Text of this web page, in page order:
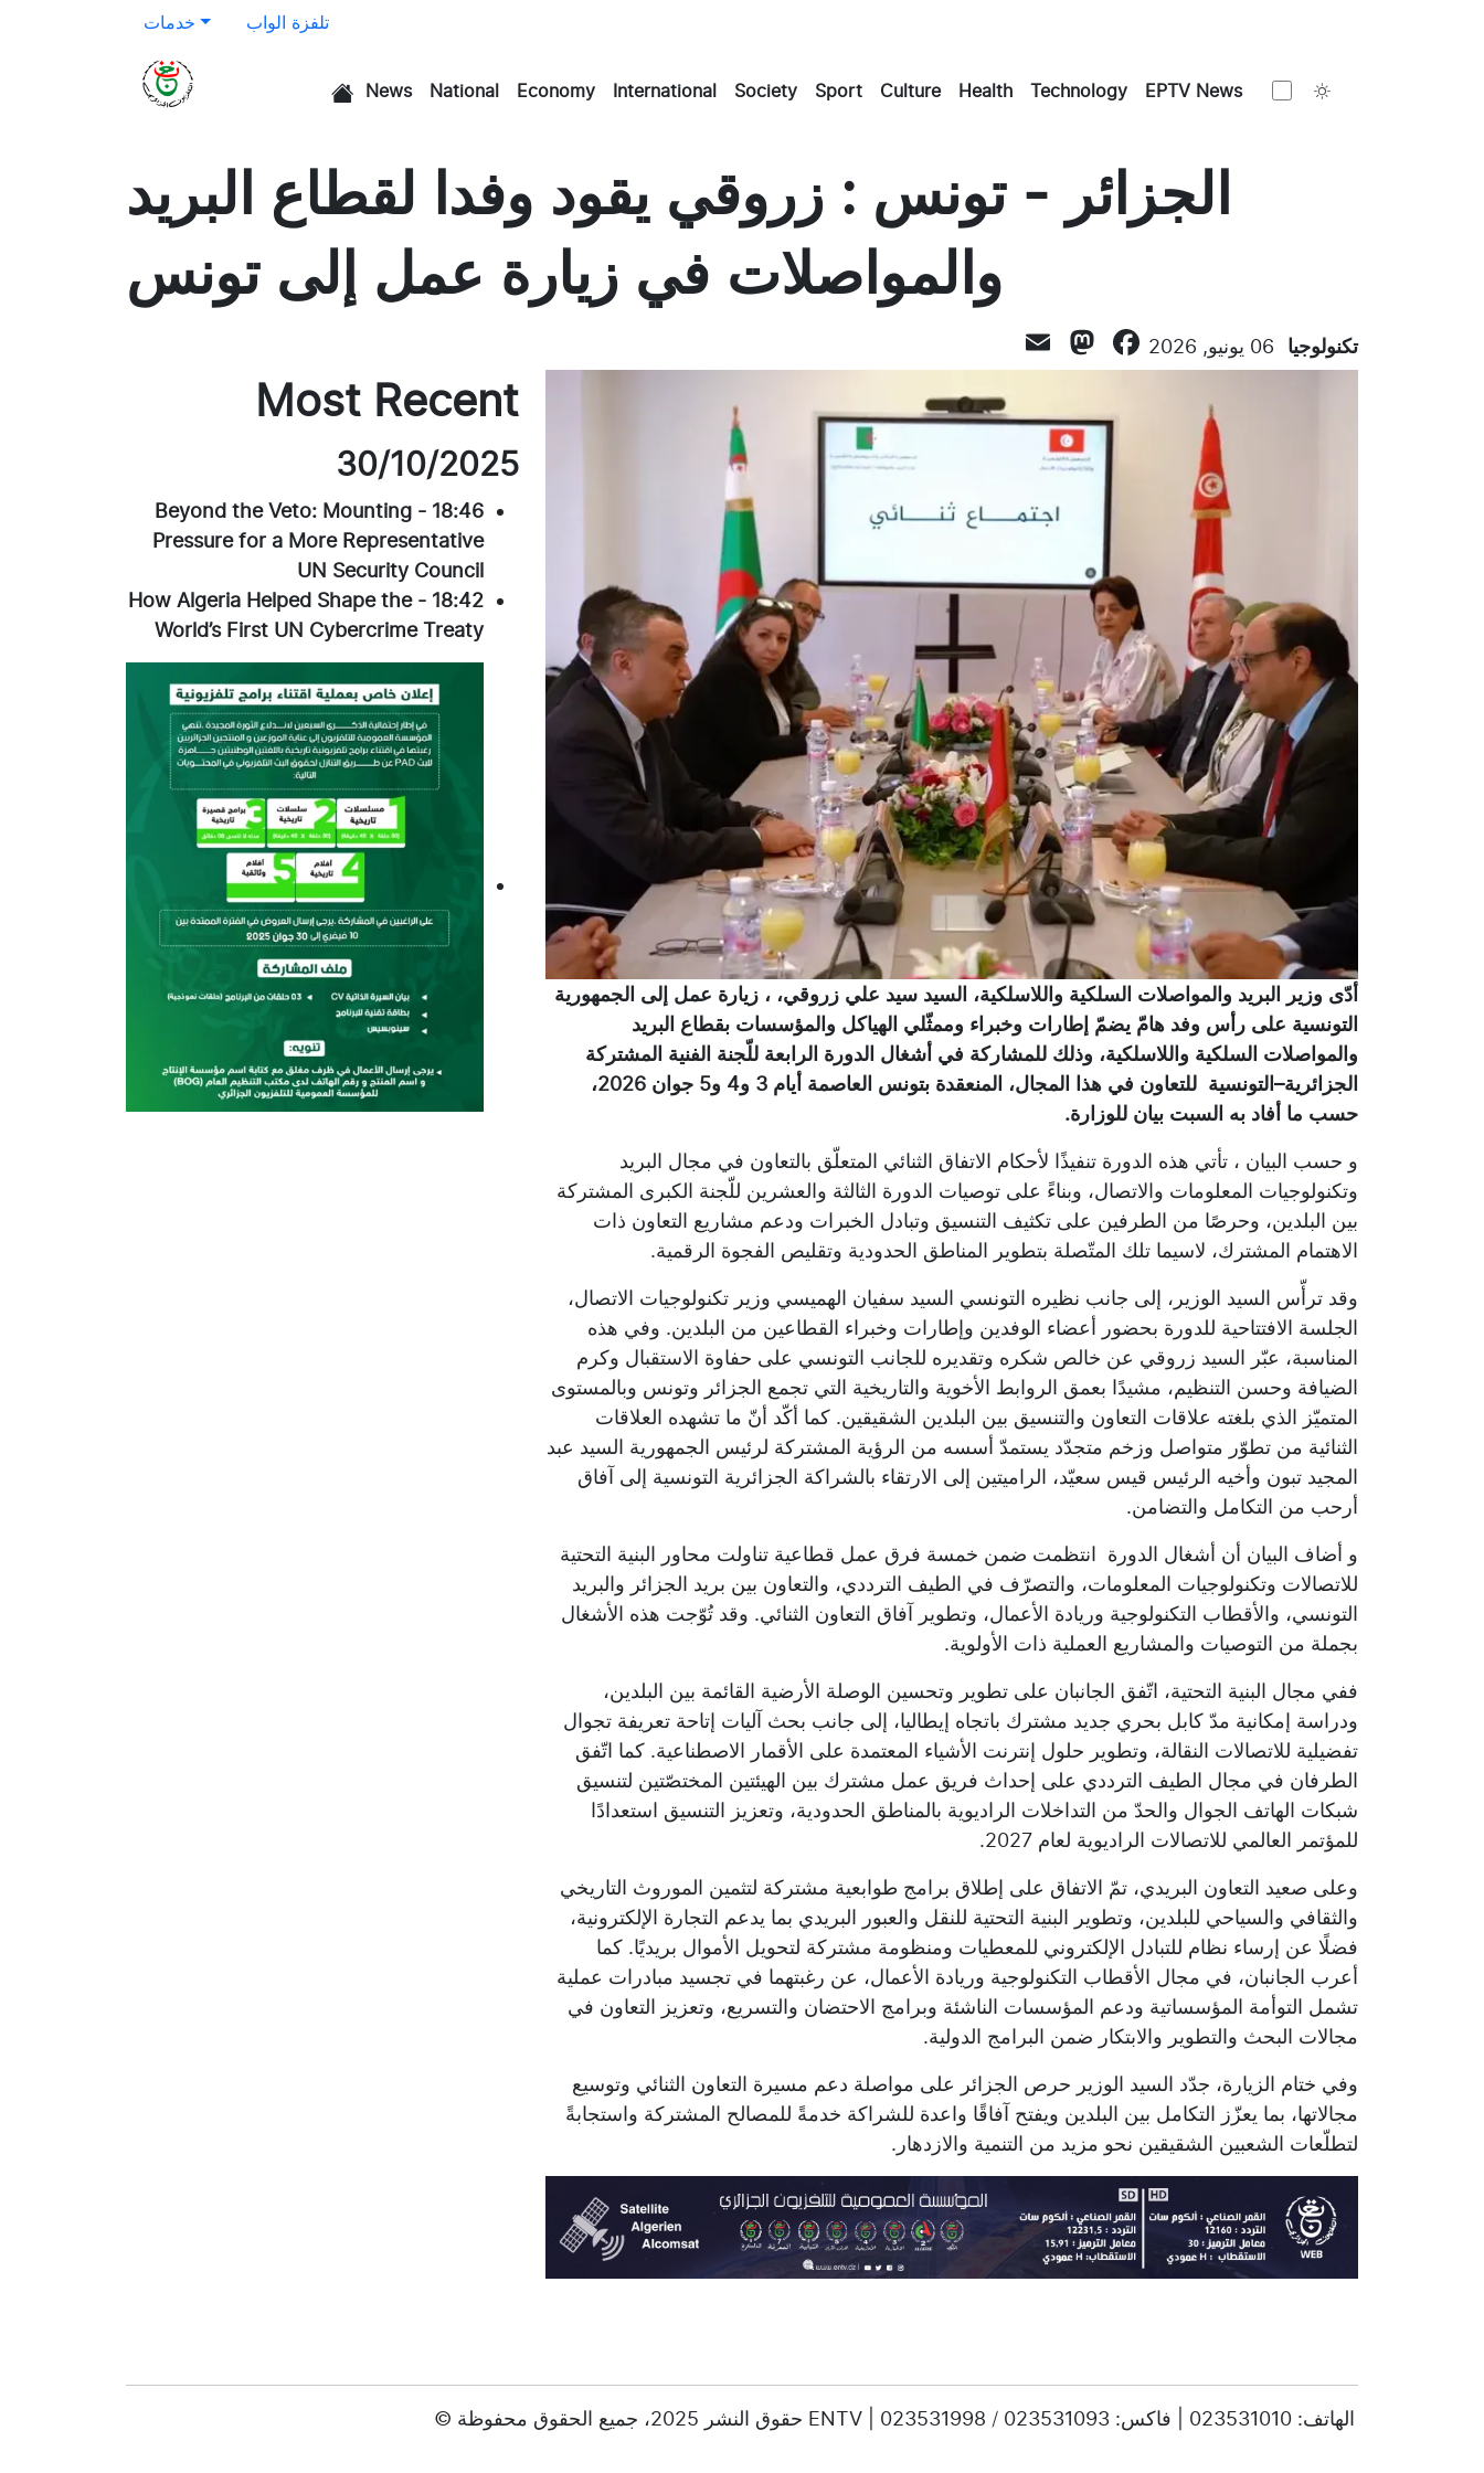
خدمات تلفزة الواب
News National Economy International Society Sport Culture Health Technology EPTV News
الجزائر - تونس : زروقي يقود وفدا لقطاع البريد
والمواصلات في زيارة عمل إلى تونس
تكنولوجيا 06 يونيو, 2026 Facebook
Mastodon
أدّى وزير البريد والمواصلات السلكية واللاسلكية، السيد سيد علي زروقي، ، زيارة عمل إلى الجمهورية
التونسية على رأس وفد هامّ يضمّ إطارات وخبراء وممثّلي الهياكل والمؤسسات بقطاع البريد
والمواصلات السلكية واللاسلكية، وذلك للمشاركة في أشغال الدورة الرابعة للّجنة الفنية المشتركة
الجزائرية–التونسية للتعاون في هذا المجال، المنعقدة بتونس العاصمة أيام 3 و4 و5 جوان 2026،
حسب ما أفاد به السبت بيان للوزارة.
و حسب البيان ، تأتي هذه الدورة تنفيذًا لأحكام الاتفاق الثنائي المتعلّق بالتعاون في مجال البريد
وتكنولوجيات المعلومات والاتصال، وبناءً على توصيات الدورة الثالثة والعشرين للّجنة الكبرى المشتركة
بين البلدين، وحرصًا من الطرفين على تكثيف التنسيق وتبادل الخبرات ودعم مشاريع التعاون ذات
الاهتمام المشترك، لاسيما تلك المتّصلة بتطوير المناطق الحدودية وتقليص الفجوة الرقمية.
وقد ترأّس السيد الوزير، إلى جانب نظيره التونسي السيد سفيان الهميسي وزير تكنولوجيات الاتصال،
الجلسة الافتتاحية للدورة بحضور أعضاء الوفدين وإطارات وخبراء القطاعين من البلدين. وفي هذه
المناسبة، عبّر السيد زروقي عن خالص شكره وتقديره للجانب التونسي على حفاوة الاستقبال وكرم
الضيافة وحسن التنظيم، مشيدًا بعمق الروابط الأخوية والتاريخية التي تجمع الجزائر وتونس وبالمستوى
المتميّز الذي بلغته علاقات التعاون والتنسيق بين البلدين الشقيقين. كما أكّد أنّ ما تشهده العلاقات
الثنائية من تطوّر متواصل وزخم متجدّد يستمدّ أسسه من الرؤية المشتركة لرئيس الجمهورية السيد عبد
المجيد تبون وأخيه الرئيس قيس سعيّد، الراميتين إلى الارتقاء بالشراكة الجزائرية التونسية إلى آفاق
أرحب من التكامل والتضامن.
و أضاف البيان أن أشغال الدورة انتظمت ضمن خمسة فرق عمل قطاعية تناولت محاور البنية التحتية
للاتصالات وتكنولوجيات المعلومات، والتصرّف في الطيف الترددي، والتعاون بين بريد الجزائر والبريد
التونسي، والأقطاب التكنولوجية وريادة الأعمال، وتطوير آفاق التعاون الثنائي. وقد تُوّجت هذه الأشغال
بجملة من التوصيات والمشاريع العملية ذات الأولوية.
ففي مجال البنية التحتية، اتّفق الجانبان على تطوير وتحسين الوصلة الأرضية القائمة بين البلدين،
ودراسة إمكانية مدّ كابل بحري جديد مشترك باتجاه إيطاليا، إلى جانب بحث آليات إتاحة تعريفة تجوال
تفضيلية للاتصالات النقالة، وتطوير حلول إنترنت الأشياء المعتمدة على الأقمار الاصطناعية. كما اتّفق
الطرفان في مجال الطيف الترددي على إحداث فريق عمل مشترك بين الهيئتين المختصّتين لتنسيق
شبكات الهاتف الجوال والحدّ من التداخلات الراديوية بالمناطق الحدودية، وتعزيز التنسيق استعدادًا
للمؤتمر العالمي للاتصالات الراديوية لعام 2027.
وعلى صعيد التعاون البريدي، تمّ الاتفاق على إطلاق برامج طوابعية مشتركة لتثمين الموروث التاريخي
والثقافي والسياحي للبلدين، وتطوير البنية التحتية للنقل والعبور البريدي بما يدعم التجارة الإلكترونية،
فضلًا عن إرساء نظام للتبادل الإلكتروني للمعطيات ومنظومة مشتركة لتحويل الأموال بريديًا. كما
أعرب الجانبان، في مجال الأقطاب التكنولوجية وريادة الأعمال، عن رغبتهما في تجسيد مبادرات عملية
تشمل التوأمة المؤسساتية ودعم المؤسسات الناشئة وبرامج الاحتضان والتسريع، وتعزيز التعاون في
مجالات البحث والتطوير والابتكار ضمن البرامج الدولية.
وفي ختام الزيارة، جدّد السيد الوزير حرص الجزائر على مواصلة دعم مسيرة التعاون الثنائي وتوسيع
مجالاتها، بما يعزّز التكامل بين البلدين ويفتح آفاقًا واعدة للشراكة خدمةً للمصالح المشتركة واستجابةً
لتطلّعات الشعبين الشقيقين نحو مزيد من التنمية والازدهار.
Most Recent
30/10/2025
18:46
-
Beyond the Veto: Mounting
Pressure for a More Representative
UN Security Council
18:42
-
How Algeria Helped Shape the
World’s First UN Cybercrime Treaty
© حقوق النشر 2025، جميع الحقوق محفوظة ENTV | الهاتف: 023531010 | فاكس: 023531093 / 023531998